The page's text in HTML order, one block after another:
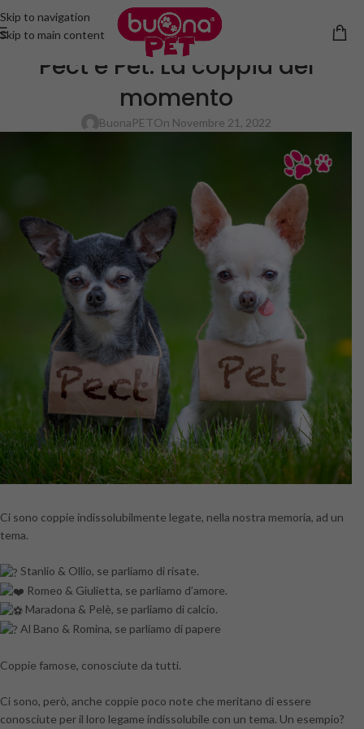
Skip to navigation
Skip to main content
NEWS
Pect e Pet: La coppia del
momento
BuonaPETOn Novembre 21, 2022
Ci sono coppie indissolubilmente legate, nella nostra memoria, ad un
tema.
Stanlio & Ollio, se parliamo di risate.
Romeo & Giulietta, se parliamo d’amore.
Maradona & Pelè, se parliamo di calcio.
Al Bano & Romina, se parliamo di papere
Coppie famose, conosciute da tutti.
Ci sono, però, anche coppie poco note che meritano di essere
conosciute per il loro legame indissolubile con un tema. Un esempio?